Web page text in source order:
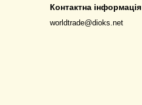
Контактна інформація
worldtrade@dioks.net